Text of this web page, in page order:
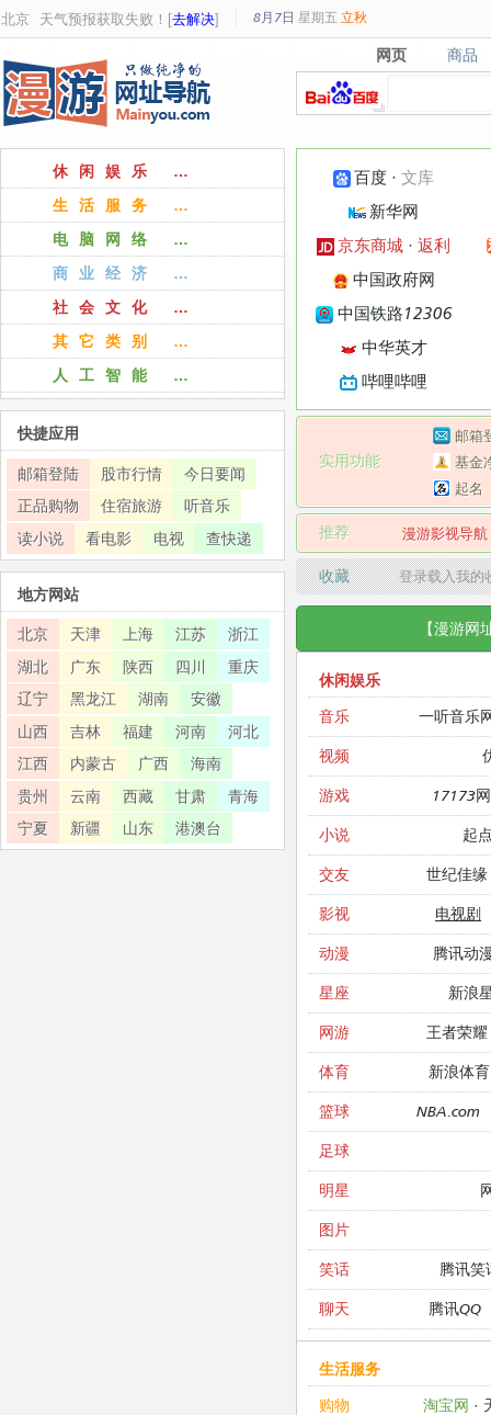
北京 天气预报获取失败！[去解决] 8月7日 星期五 立秋
网页
网页 商品
商品
百度 ·文库
新华网
京东商城 ·返利
中国政府网
中国铁路12306
中华英才
哔哩哔哩
实用功能
邮箱
基金
起名
推荐 漫游影视导航
收藏 登录载入我
【漫游网
休闲娱乐
音乐
一听音乐
视频
游戏 17173
小说 起
交友 世纪佳缘
影视 电视剧
动漫 腾讯动
星座 新浪
网游 王者荣耀
体育 新浪体育
篮球 NBA.com
足球
明星
图片
笑话 腾讯笑
聊天 腾讯QQ
生活服务
购物
淘宝网 ·
休闲娱乐 …
生活服务 …
电脑网络 …
商业经济 …
社会文化 …
其它类别 …
人工智能 …
快捷应用
邮箱登陆 股市行情
今日要闻
正品购物
住宿旅游
听音乐
读小说
看电影 电视 查快递
地方网站
北京 天津 上海 江苏
浙江
湖北
广东 陕西 四川
重庆
辽宁
黑龙江 湖南
安徽
山西
吉林 福建 河南
河北
江西
内蒙古 广西
海南
贵州
云南 西藏 甘肃
青海
宁夏
新疆 山东 港澳台